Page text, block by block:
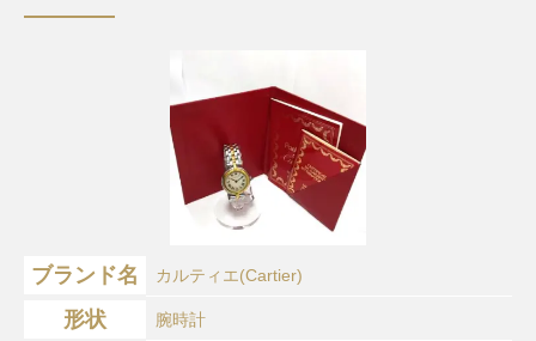
ブランド名 カルティエ(Cartier)
形状 腕時計